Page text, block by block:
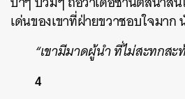
เด่นของเขาที่ฝ่ายขวาชอบใจมาก
“เขามีมาดผู้นำ ที่ไม่สะทกสะ
4